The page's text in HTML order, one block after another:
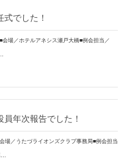
でした！
場／ホテルアネシス瀬戸大橋■例会担当／
年次報告でした！
場／うたづライオンズクラブ事務局■例会担当
…